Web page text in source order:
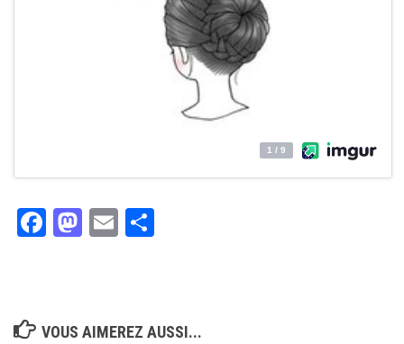
Facebook
Mastodon
Email
VOUS AIMEREZ AUSSI...